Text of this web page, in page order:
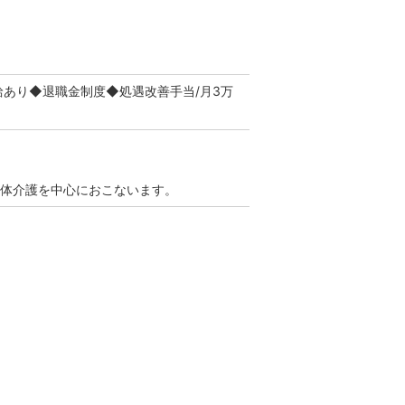
り◆退職金制度◆処遇改善手当/月3万
介護を中心におこないます。